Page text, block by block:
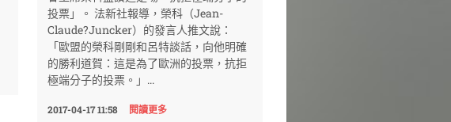
投票」。 法新社報導，榮科（Jean-
Claude?Juncker）的發言人推文說：
「歐盟的榮科剛剛和呂特談話，向他明確
的勝利道賀：這是為了歐洲的投票，抗拒
極端分子的投票。」...
2017-04-17 11:58 閱讀更多